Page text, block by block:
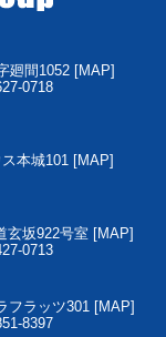
廻間1052 [MAP]
0718
本城101 [MAP]
玄坂922号室 [MAP]
0713
フラッツ301 [MAP]
8397